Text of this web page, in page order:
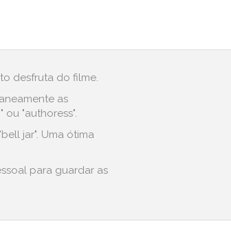
desfruta do filme.
as
"authoress".
jar". Uma ótima
para guardar as